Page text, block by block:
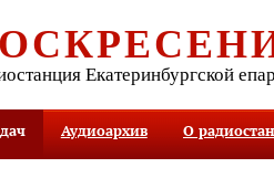
Екатеринбургской
Аудиоархив О